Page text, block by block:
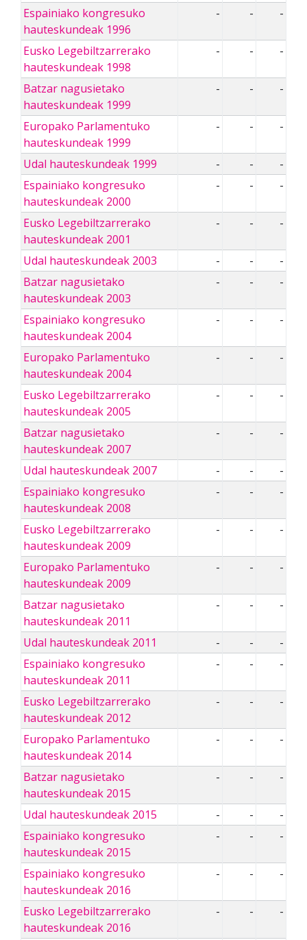
Espainiako kongresuko
hauteskundeak 1996
- - -
Eusko Legebiltzarrerako
hauteskundeak 1998
- - -
Batzar nagusietako
hauteskundeak 1999
- - -
Europako Parlamentuko
hauteskundeak 1999
- - -
Udal hauteskundeak 1999 - -
-
Espainiako kongresuko
hauteskundeak 2000
- - -
Eusko Legebiltzarrerako
hauteskundeak 2001
- - -
Udal hauteskundeak 2003 - -
-
Batzar nagusietako
hauteskundeak 2003
- - -
Espainiako kongresuko
hauteskundeak 2004
- - -
Europako Parlamentuko
hauteskundeak 2004
- - -
Eusko Legebiltzarrerako
hauteskundeak 2005
- - -
Batzar nagusietako
hauteskundeak 2007
- - -
Udal hauteskundeak 2007 - -
-
Espainiako kongresuko
hauteskundeak 2008
- - -
Eusko Legebiltzarrerako
hauteskundeak 2009
- - -
Europako Parlamentuko
hauteskundeak 2009
- - -
Batzar nagusietako
hauteskundeak 2011
- - -
Udal hauteskundeak 2011 - -
-
Espainiako kongresuko
hauteskundeak 2011
- - -
Eusko Legebiltzarrerako
hauteskundeak 2012
- - -
Europako Parlamentuko
hauteskundeak 2014
- - -
Batzar nagusietako
hauteskundeak 2015
- - -
Udal hauteskundeak 2015 - -
-
Espainiako kongresuko
hauteskundeak 2015
- - -
Espainiako kongresuko
hauteskundeak 2016
- - -
Eusko Legebiltzarrerako
hauteskundeak 2016
- - -